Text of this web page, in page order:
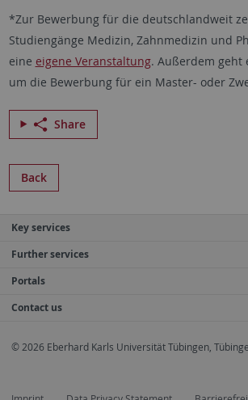
*Zur Bewerbung für die deutschlandweit
Studiengänge Medizin, Zahnmedizin und
eine eigene Veranstaltung. Außerdem geht
um die Bewerbung für ein Master- oder
Share
Back
Key services
Further services
Portals
Contact us
© 2026 Eberhard Karls Universität Tübingen,